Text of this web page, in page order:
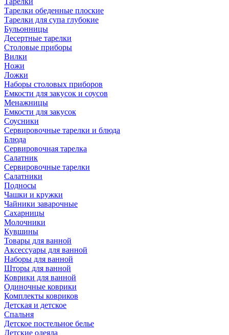
Тарелки обеденные плоские
Тарелки для супа глубокие
Бульонницы
Десертные тарелки
Столовые приборы
Вилки
Ножи
Ложки
Наборы столовых приборов
Емкости для закусок и соусов
Менажницы
Емкости для закусок
Соусники
Сервировочные тарелки и блюда
Блюда
Сервировочная тарелка
Салатник
Сервировочные тарелки
Салатники
Подносы
Чашки и кружки
Чайники заварочные
Сахарницы
Молочники
Кувшины
Товары для ванной
Аксессуары для ванной
Наборы для ванной
Шторы для ванной
Коврики для ванной
Одиночные коврики
Комплекты ковриков
Детская и детское
Спальня
Детское постельное белье
Детские одеяла